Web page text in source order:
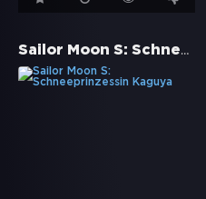
Sailor Moon S: Schneeprinzessin Kaguya